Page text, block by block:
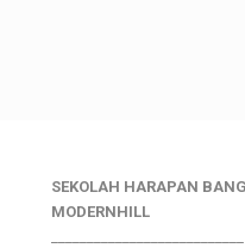
SEKOLAH HARAPAN
MODERNHILL